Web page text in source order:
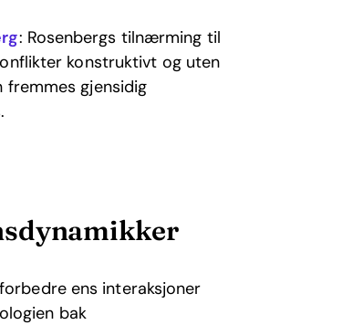
: Rosenbergs tilnærming til
konstruktivt og uten
fremmes gjensidig
ens interaksjoner
bak